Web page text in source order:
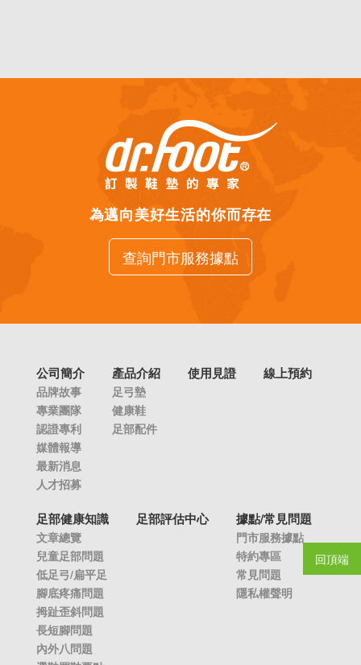
回頂端
為邁向美好生活的你而存在
查詢門市服務據點
公司簡介
品牌故事
專業團隊
認證專利
媒體報導
最新消息
人才招募
產品介紹
足弓墊
健康鞋
足部配件
使用見證 線上預約
足部健康知識
文章總覽
兒童足部問題
低足弓/扁平足
腳底疼痛問題
拇趾歪斜問題
長短腳問題
內外八問題
足部評估中心 據點/常見問題
門市服務據點
特約專區
常見問題
隱私權聲明